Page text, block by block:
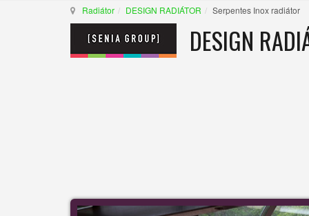
Radiátor DESIGN RADIÁTOR Serpentes Inox radiátor
DESIGN